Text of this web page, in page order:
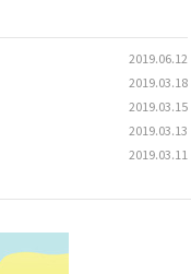
2019.06.12
2019.03.18
2019.03.15
2019.03.13
2019.03.11